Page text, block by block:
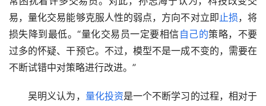
易，量化交易能够克服人性的弱点，方向不对立即 止损，将
损失降到最低。“量化交易员一定要相信自己的策略，不要
过多的怀疑、干预它。不过，模型不是一成不变的，需要在
不断试错中对策略进行改进。”
吴明义认为， 量化投资是一个不断学习的过程，相对于